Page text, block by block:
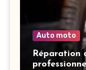
Auto moto
Réparation